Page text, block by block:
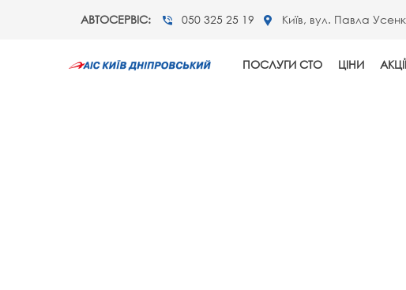
АВТОСЕРВІС: 050 325 25 19 Київ, вул. Павла
ПОСЛУГИ СТО ЦІНИ АКЦІЇ